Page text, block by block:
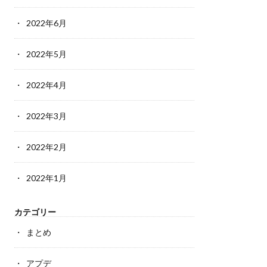
2022年6月
2022年5月
2022年4月
2022年3月
2022年2月
2022年1月
カテゴリー
まとめ
アプデ